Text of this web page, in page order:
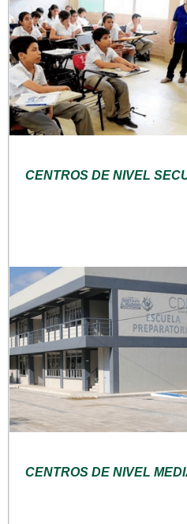
CENTROS DE NIVEL
CENTROS DE NIVEL